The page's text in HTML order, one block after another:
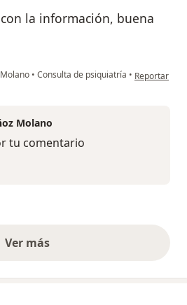
la información, buena
• Consulta de psiquiatría • en opinión
Reportar
Molano
tu comentario
Ver másopiniones anteriores